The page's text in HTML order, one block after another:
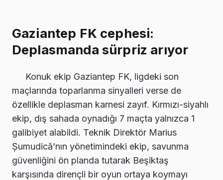
Gaziantep FK cephesi:
Deplasmanda sürpriz arıyor
Konuk ekip Gaziantep FK, ligdeki son
maçlarında toparlanma sinyalleri verse de
özellikle deplasman karnesi zayıf. Kırmızı-siyahlı
ekip, dış sahada oynadığı 7 maçta yalnızca 1
galibiyet alabildi. Teknik Direktör Marius
Șumudică’nın yönetimindeki ekip, savunma
güvenliğini ön planda tutarak Beşiktaş
karşısında dirençli bir oyun ortaya koymayı